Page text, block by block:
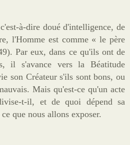
à-dire doué d'intelligence, de
l'Homme est comme « le père
Par eux, dans ce qu'ils ont de
il s'avance vers la Béatitude
son Créateur s'ils sont bons, ou
Mais qu'est-ce qu'un acte
t-il, et de quoi dépend sa
que nous allons exposer.